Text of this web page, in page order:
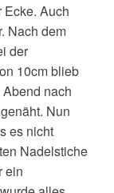
Ecke. Auch
Nach dem
der
10cm blieb
nach
Nun
es nicht
Nadelstiche
ein